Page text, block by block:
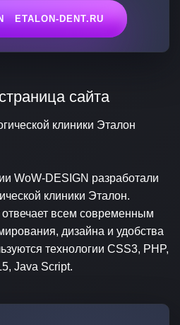
ETALON-DENT.RU
сайта
WoW-DESIGN разработали
клиники Эталон.
всем современным
дизайна и удобства
технологии CSS3, PHP,
Java Script.